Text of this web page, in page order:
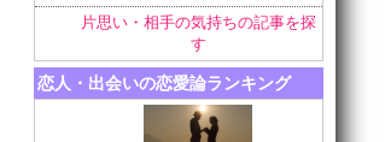
片思い・相手の気持ちの記事を探
す
恋人・出会いの恋愛論ランキング